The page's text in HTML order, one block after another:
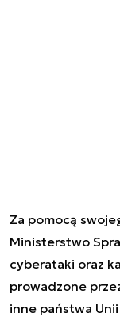
Za pomocą
Ministerstwo
cyberataki oraz
prowadzone
inne państwa